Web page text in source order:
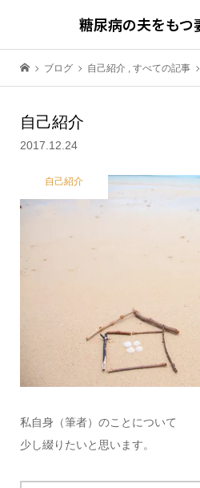
糖尿病の夫をもつ
ブログ 自己紹介 , すべての記事
自己紹介
2017.12.24
自己紹介
私自身（筆者）のことについて
少し綴りたいと思います。